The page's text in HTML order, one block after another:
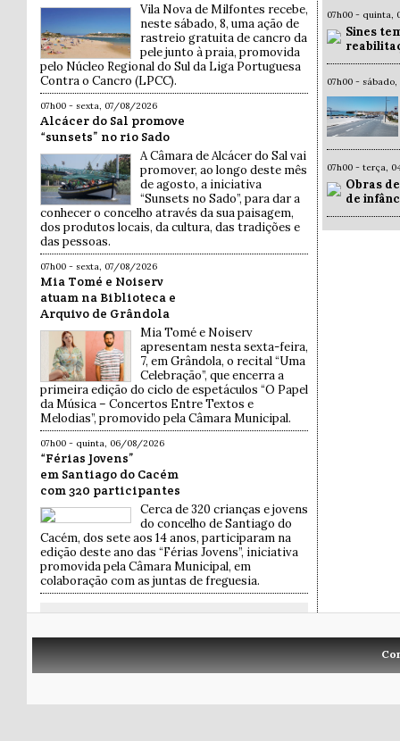
Vila Nova de Milfontes recebe,
neste sábado, 8, uma ação de
rastreio gratuita de cancro da
pele junto à praia, promovida
pelo Núcleo Regional do Sul da Liga Portuguesa
Contra o Cancro (LPCC).
07h00 - sexta, 07/08/2026
Alcácer do Sal promove
“sunsets” no rio Sado
A Câmara de Alcácer do Sal vai
promover, ao longo deste mês
de agosto, a iniciativa
“Sunsets no Sado”, para dar a
conhecer o concelho através da sua paisagem,
dos produtos locais, da cultura, das tradições e
das pessoas.
07h00 - sexta, 07/08/2026
Mia Tomé e Noiserv
atuam na Biblioteca e
Arquivo de Grândola
Mia Tomé e Noiserv
apresentam nesta sexta-feira,
7, em Grândola, o recital “Uma
Celebração”, que encerra a
primeira edição do ciclo de espetáculos “O Papel
da Música – Concertos Entre Textos e
Melodias”, promovido pela Câmara Municipal.
07h00 - quinta, 06/08/2026
“Férias Jovens”
em Santiago do Cacém
com 320 participantes
Cerca de 320 crianças e jovens
do concelho de Santiago do
Cacém, dos sete aos 14 anos, participaram na
edição deste ano das “Férias Jovens”, iniciativa
promovida pela Câmara Municipal, em
colaboração com as juntas de freguesia.
07h00 - quinta,
Sines
07h00 -
07h00 - terça,
Obras
de